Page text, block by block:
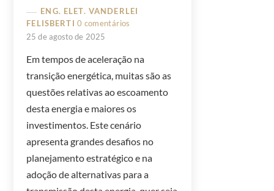
ENG. ELET. VANDERLEI
FELISBERTI 0 comentários
25 de agosto de 2025
Em tempos de aceleração na
transição energética, muitas são as
questões relativas ao escoamento
desta energia e maiores os
investimentos. Este cenário
apresenta grandes desafios no
planejamento estratégico e na
adoção de alternativas para a